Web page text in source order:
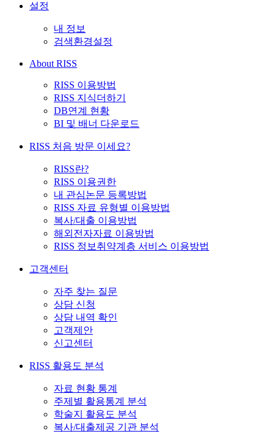
설정
내 정보
검색환경설정
About RISS
RISS 이용방법
RISS 지식더하기
DB연계 현황
BI 및 배너 다운로드
RISS 처음 방문 이세요?
RISS란?
RISS 이용권한
내 관심논문 등록방법
RISS 자료 유형별 이용방법
복사/대출 이용방법
해외전자자료 이용방법
RISS 정보취약계층 서비스 이용방법
고객센터
자주 찾는 질문
상담 신청
상담 내역 확인
고객제안
신고센터
RISS 활용도 분석
자료 현황 통계
주제별 활용통계 분석
학술지 활용도 분석
복사/대출제공 기관 분석